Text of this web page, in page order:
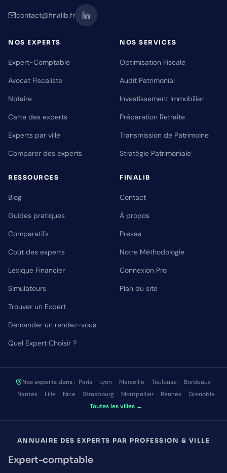
contact@finalib.fr
NOS EXPERTS
Expert-Comptable
Avocat Fiscaliste
Notaire
Carte des experts
Experts par ville
Comparer des experts
NOS SERVICES
Optimisation Fiscale
Audit Patrimonial
Investissement Immobilier
Préparation Retraite
Transmission de Patrimoine
Stratégie Patrimoniale
RESSOURCES
Blog
Guides pratiques
Comparatifs
Coût des experts
Lexique Financier
Simulateurs
Trouver un Expert
Demander un rendez-vous
Quel Expert Choisir ?
FINALIB
Contact
À propos
Presse
Notre Méthodologie
Connexion Pro
Plan du site
Nos experts dans : Paris · Lyon · Marseille · Toulouse · Bordeaux
· Nantes · Lille · Nice · Strasbourg · Montpellier · Rennes · Grenoble
· Toutes les villes →
ANNUAIRE DES EXPERTS PAR PROFESSION & VILLE
Expert-comptable